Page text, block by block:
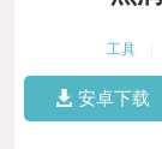
工具
安卓下载